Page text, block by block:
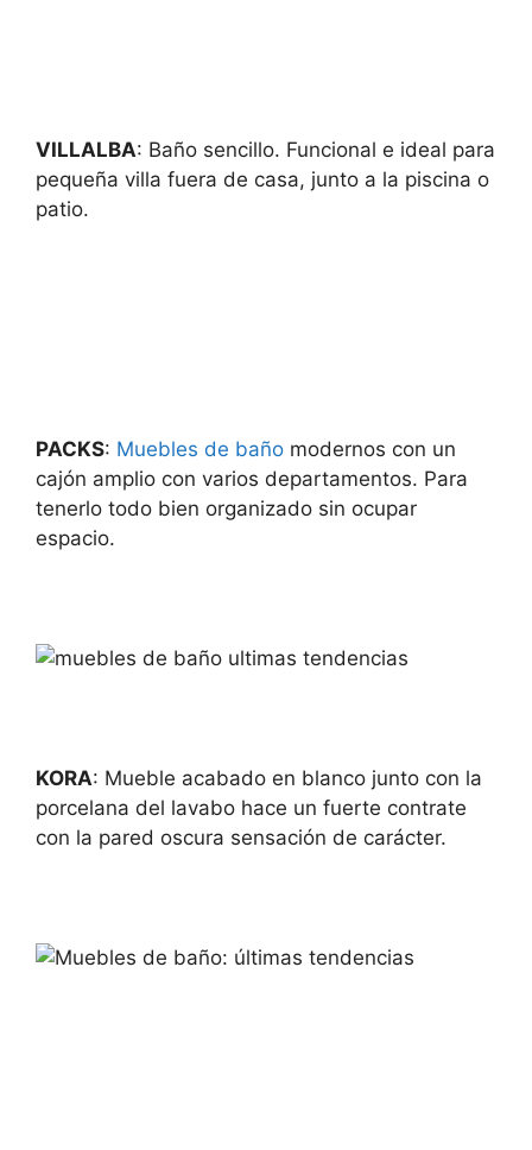
VILLALBA: Baño sencillo. Funcional e ideal para
pequeña villa fuera de casa, junto a la piscina o
patio.
PACKS: Muebles de baño modernos con un
cajón amplio con varios departamentos. Para
tenerlo todo bien organizado sin ocupar
espacio.
KORA: Mueble acabado en blanco junto con la
porcelana del lavabo hace un fuerte contrate
con la pared oscura sensación de carácter.